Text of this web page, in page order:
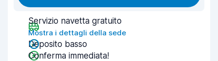
Servizio navetta gratuito
Mostra i dettagli della sede
Deposito basso
Conferma immediata!